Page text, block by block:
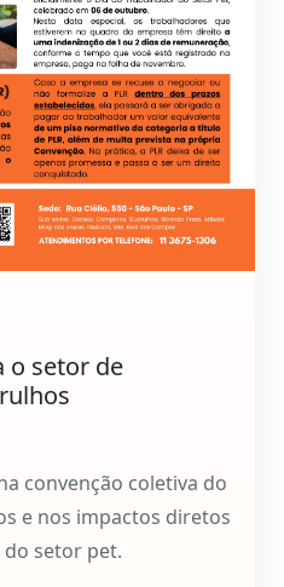
o setor de
convenção coletiva do
e nos impactos diretos
setor pet.